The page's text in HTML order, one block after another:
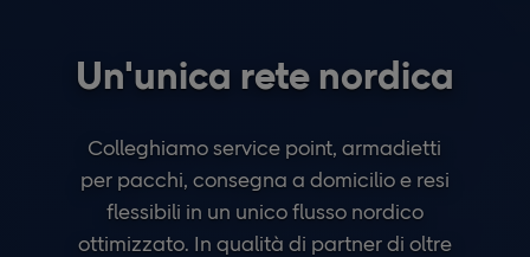
Un'unica rete nordica
Colleghiamo service point, armadietti
per pacchi, consegna a domicilio e resi
flessibili in un unico flusso nordico
ottimizzato. In qualità di partner di oltre